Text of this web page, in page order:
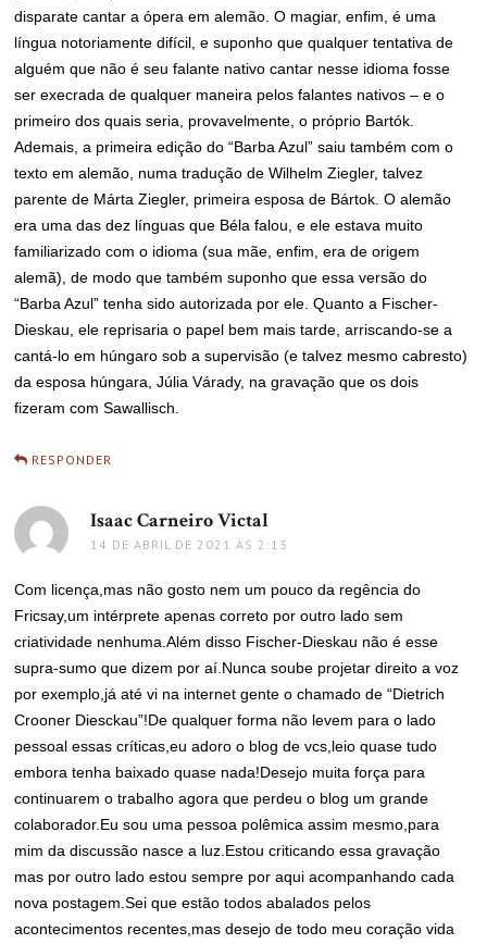
disparate cantar a ópera em alemão. O magiar, enfim, é uma
língua notoriamente difícil, e suponho que qualquer tentativa de
alguém que não é seu falante nativo cantar nesse idioma fosse
ser execrada de qualquer maneira pelos falantes nativos – e o
primeiro dos quais seria, provavelmente, o próprio Bartók.
Ademais, a primeira edição do “Barba Azul” saiu também com o
texto em alemão, numa tradução de Wilhelm Ziegler, talvez
parente de Márta Ziegler, primeira esposa de Bártok. O alemão
era uma das dez línguas que Béla falou, e ele estava muito
familiarizado com o idioma (sua mãe, enfim, era de origem
alemã), de modo que também suponho que essa versão do
“Barba Azul” tenha sido autorizada por ele. Quanto a Fischer-
Dieskau, ele reprisaria o papel bem mais tarde, arriscando-se a
cantá-lo em húngaro sob a supervisão (e talvez mesmo cabresto)
da esposa húngara, Júlia Várady, na gravação que os dois
fizeram com Sawallisch.
RESPONDER
Isaac Carneiro Victal
14 DE ABRIL DE 2021 ÀS 2:13
Com licença,mas não gosto nem um pouco da regência do
Fricsay,um intérprete apenas correto por outro lado sem
criatividade nenhuma.Além disso Fischer-Dieskau não é esse
supra-sumo que dizem por aí.Nunca soube projetar direito a voz
por exemplo,já até vi na internet gente o chamado de “Dietrich
Crooner Diesckau”!De qualquer forma não levem para o lado
pessoal essas críticas,eu adoro o blog de vcs,leio quase tudo
embora tenha baixado quase nada!Desejo muita força para
continuarem o trabalho agora que perdeu o blog um grande
colaborador.Eu sou uma pessoa polêmica assim mesmo,para
mim da discussão nasce a luz.Estou criticando essa gravação
mas por outro lado estou sempre por aqui acompanhando cada
nova postagem.Sei que estão todos abalados pelos
acontecimentos recentes,mas desejo de todo meu coração vida